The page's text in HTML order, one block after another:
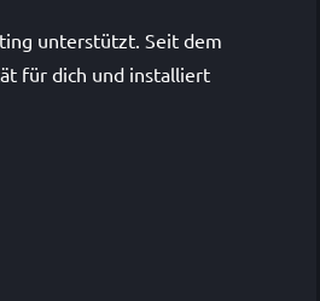
unterstützt. Seit dem
für dich und installiert